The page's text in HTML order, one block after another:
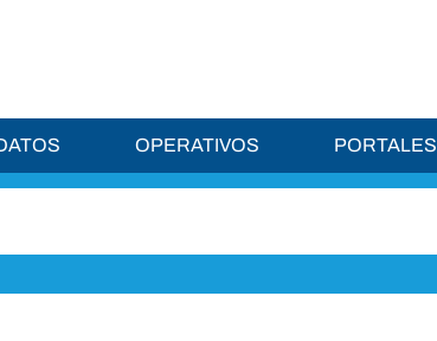
OPERATIVOS PORTALES